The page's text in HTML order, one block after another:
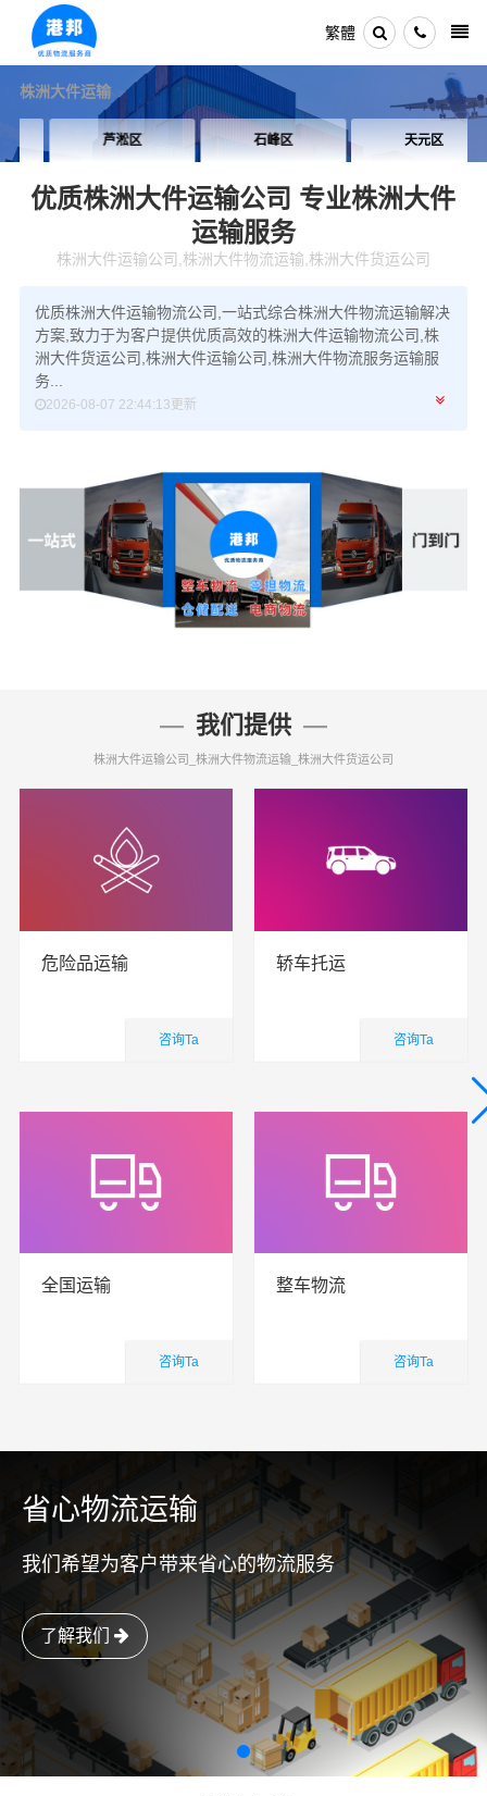
繁體
株洲大件运输
芦淞区 石峰区 天元区
优质株洲大件运输公司 专业株洲大件
运输服务
株洲大件运输公司,株洲大件物流运输,株洲大件货运公司
优质株洲大件运输物流公司,一站式综合株洲大件物流运输解决
方案,致力于为客户提供优质高效的株洲大件运输物流公司,株
洲大件货运公司,株洲大件运输公司,株洲大件物流服务运输服
务...
2026-08-07 22:44:13更新
我们提供
株洲大件运输公司_株洲大件物流运输_株洲大件货运公司
危险品运输
咨询Ta
轿车托运
咨询Ta
全国运输
咨询Ta
整车物流
咨询Ta
省心物流运输
我们希望为客户带来省心的物流服务
了解我们